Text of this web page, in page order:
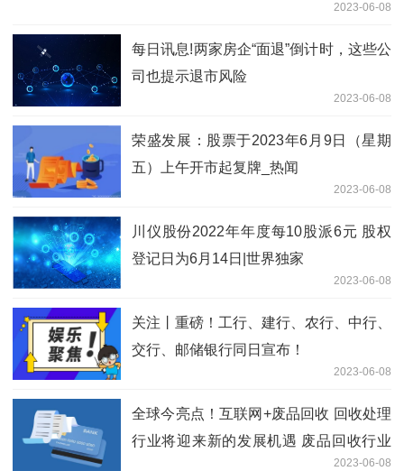
2023-06-08
每日讯息!两家房企“面退”倒计时，这些公
司也提示退市风险
2023-06-08
荣盛发展：股票于2023年6月9日（星期
五）上午开市起复牌_热闻
2023-06-08
川仪股份2022年年度每10股派6元 股权
登记日为6月14日|世界独家
2023-06-08
关注丨重磅！工行、建行、农行、中行、
交行、邮储银行同日宣布！
2023-06-08
全球今亮点！互联网+废品回收 回收处理
行业将迎来新的发展机遇 废品回收行业
2023-06-08